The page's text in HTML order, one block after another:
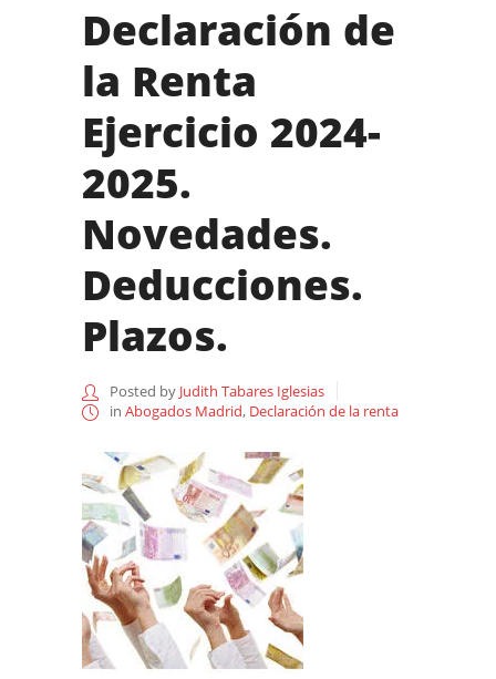
Declaración de
la Renta
Ejercicio 2024-
2025.
Novedades.
Deducciones.
Plazos.
Posted by Judith Tabares Iglesias
in Abogados Madrid, Declaración de la renta